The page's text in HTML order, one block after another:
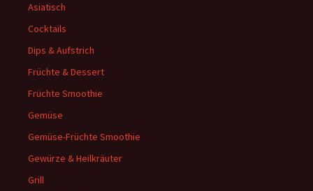
Asiatisch
Cocktails
Dips & Aufstrich
Früchte & Dessert
Früchte Smoothie
Gemüse
Gemüse-Früchte Smoothie
Gewürze & Heilkräuter
Grill